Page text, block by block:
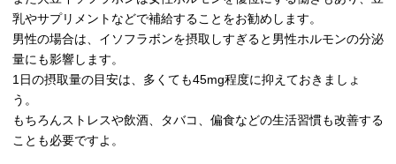
乳やサプリメントなどで補給することをお勧めします。
男性の場合は、イソフラボンを摂取しすぎると男性ホルモンの分泌
量にも影響します。
1日の摂取量の目安は、多くても45mg程度に抑えておきましょ
う。
もちろんストレスや飲酒、タバコ、偏食などの生活習慣も改善する
ことも必要ですよ。